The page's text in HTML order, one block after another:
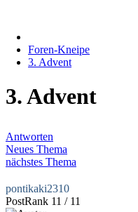
Foren-Kneipe
3. Advent
3. Advent
Antworten
Neues Thema
nächstes Thema
pontikaki2310
PostRank 11 / 11